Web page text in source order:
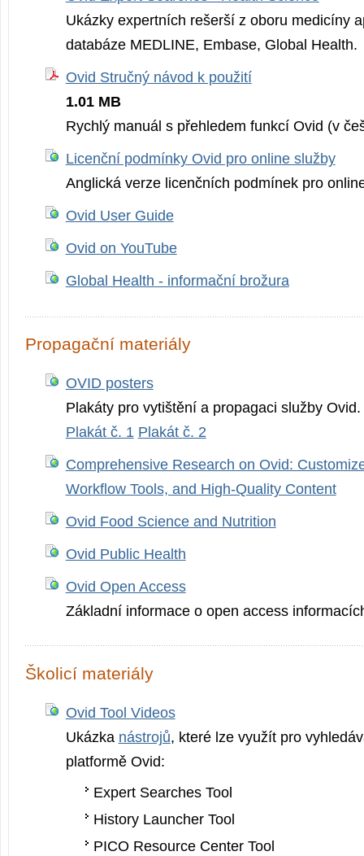
Ukázky expertních rešerší z oboru medicíny
databáze MEDLINE, Embase, Global Health.
Ovid Stručný návod k použití
1.01 MB
Rychlý manuál s přehledem funkcí Ovid (v
Licenční podmínky Ovid pro online služby
Anglická verze licenčních podmínek pro
Ovid User Guide
Ovid on YouTube
Global Health - informační brožura
Propagační materiály
OVID posters
Plakáty pro vytištění a propagaci služby Ovid.
Plakát č. 1 Plakát č. 2
Comprehensive Research on Ovid:
Workflow Tools, and High-Quality Content
Ovid Food Science and Nutrition
Ovid Public Health
Ovid Open Access
Základní informace o open access
Školicí materiály
Ovid Tool Videos
Ukázka nástrojů, které lze využít pro
platformě Ovid:
Expert Searches Tool
History Launcher Tool
PICO Resource Center Tool